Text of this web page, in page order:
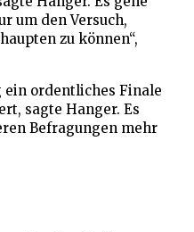
um den Versuch,
zu können“,
ein ordentliches Finale
sagte Hanger. Es
Befragungen mehr